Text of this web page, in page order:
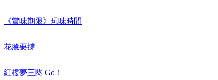
《賞味期限》玩味時間
花臉要撐
紅樓夢三闋 Go！